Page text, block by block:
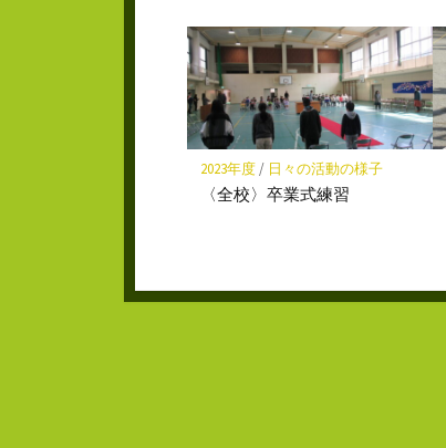
2023年度/ 日々の活動の様子
〈全校〉卒業式練習